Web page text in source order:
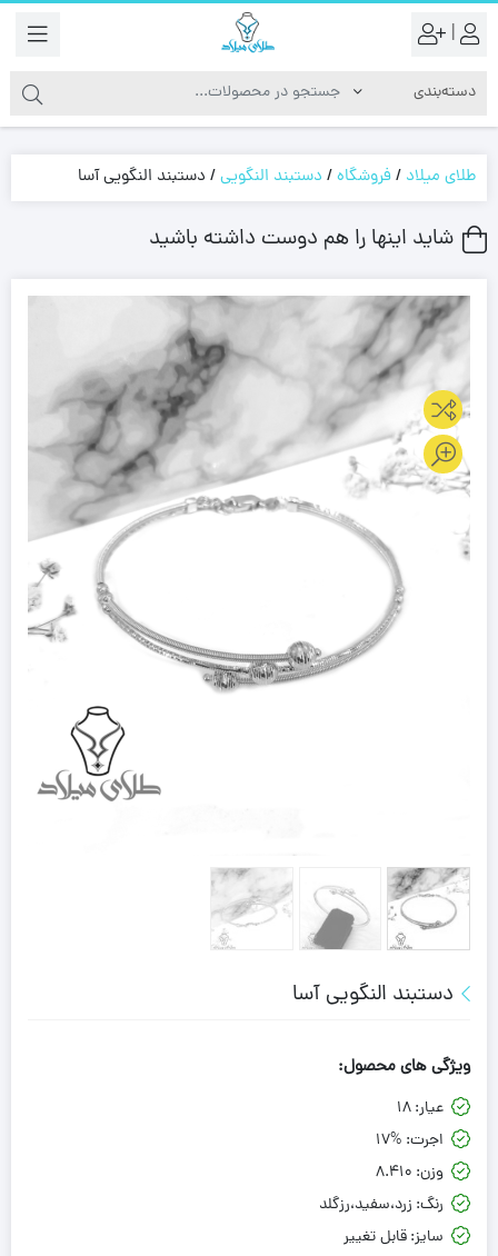
|
طلای میلاد /فروشگاه/ دستبند النگویی/ دستبند النگویی آسا
شاید اینها را هم دوست داشته باشید
دستبند النگویی آسا
ویژگی های محصول:
عیار:18
اجرت: 17%
وزن: 8.410
رنگ: زرد،سفید،رزگلد
سایز:قابل تغییر